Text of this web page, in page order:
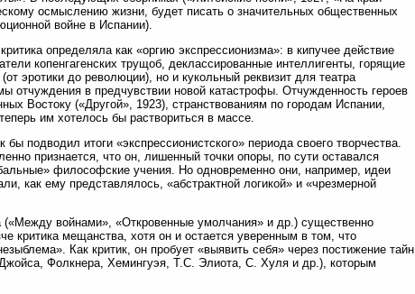
осмыслению жизни, будет писать о значительных общественных
войне в Испании).
определяла как «оргию экспрессионизма»: в кипучее действие
копенгагенских трущоб, деклассированные интеллигенты, горящие
эротики до революции), но и кукольный реквизит для театра
отчуждения в предчувствии новой катастрофы. Отчужденность героев
Востоку («Другой», 1923), странствованиям по городам Испании,
им хотелось бы раствориться в массе.
подводил итоги «экспрессионистского» периода своего творчества.
признается, что он, лишенный точки опоры, по сути оставался
философские учения. Но одновременно они, например, идеи
как ему представлялось, «абстрактной логикой» и «чрезмерной
(«Между войнами», «Откровенные умолчания» и др.) существенно
критика мещанства, хотя он и остается уверенным в том, что
Как критик, он пробует «выявить себя» через постижение тайн
Фолкнера, Хемингуэя, Т.С. Элиота, С. Хуля и др.), которым